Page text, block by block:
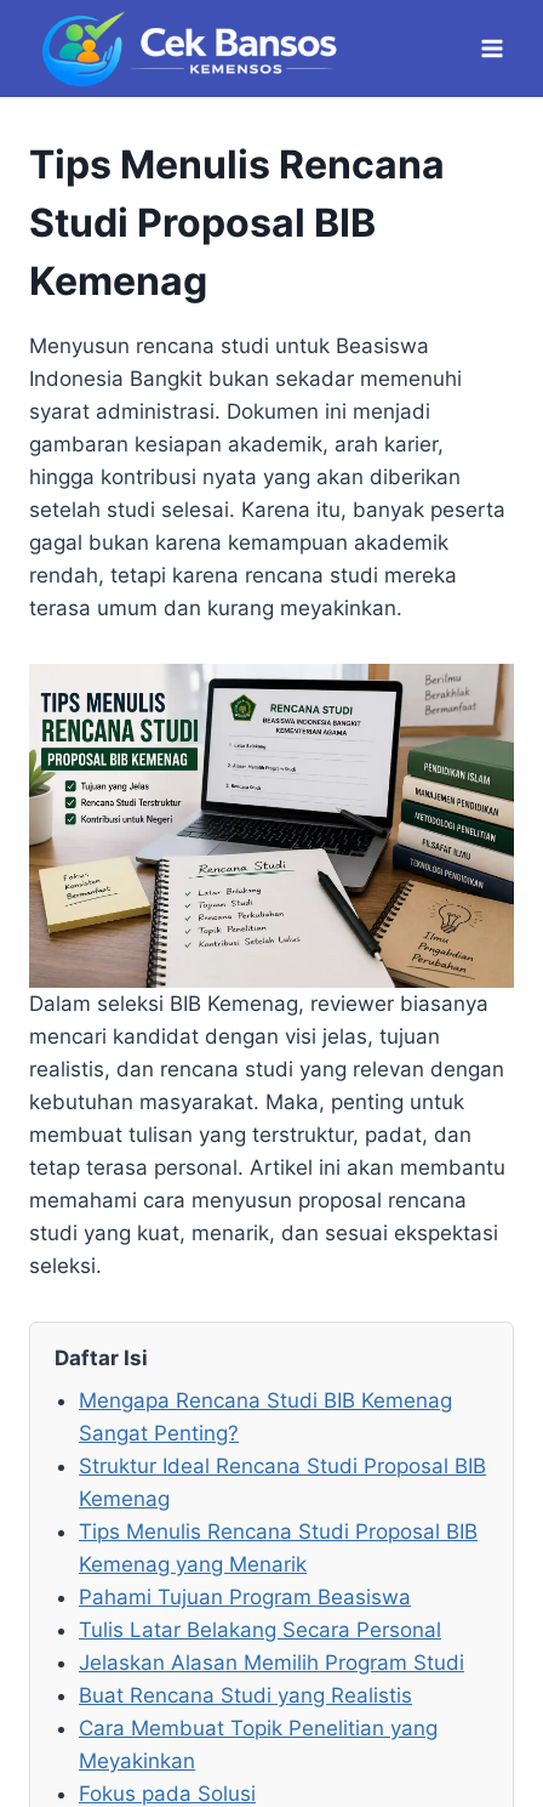
content
Tips Menulis Rencana
Studi Proposal BIB
Kemenag
Menyusun rencana studi untuk Beasiswa
Indonesia Bangkit bukan sekadar memenuhi
syarat administrasi. Dokumen ini menjadi
gambaran kesiapan akademik, arah karier,
hingga kontribusi nyata yang akan diberikan
setelah studi selesai. Karena itu, banyak peserta
gagal bukan karena kemampuan akademik
rendah, tetapi karena rencana studi mereka
terasa umum dan kurang meyakinkan.
Dalam seleksi BIB Kemenag, reviewer biasanya
mencari kandidat dengan visi jelas, tujuan
realistis, dan rencana studi yang relevan dengan
kebutuhan masyarakat. Maka, penting untuk
membuat tulisan yang terstruktur, padat, dan
tetap terasa personal. Artikel ini akan membantu
memahami cara menyusun proposal rencana
studi yang kuat, menarik, dan sesuai ekspektasi
seleksi.
Daftar Isi
Mengapa Rencana Studi BIB Kemenag
Sangat Penting?
Struktur Ideal Rencana Studi Proposal BIB
Kemenag
Tips Menulis Rencana Studi Proposal BIB
Kemenag yang Menarik
Pahami Tujuan Program Beasiswa
Tulis Latar Belakang Secara Personal
Jelaskan Alasan Memilih Program Studi
Buat Rencana Studi yang Realistis
Cara Membuat Topik Penelitian yang
Meyakinkan
Fokus pada Solusi